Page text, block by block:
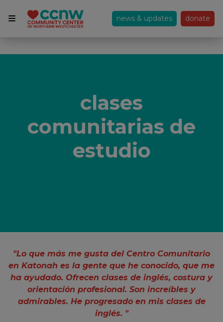
news & updates donate
clases
comunitarias de
estudio
"Lo que más me gusta del Centro Comunitario
en Katonah es la gente que he conocido, que me
ha ayudado. Ofrecen clases de inglés, costura y
orientación profesional. Son increíbles y
admirables. He progresado en mis clases de
inglés. "